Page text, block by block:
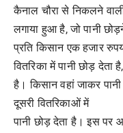
कैनाल चौरा से निकलने
लगाया हुआ है, जो पानी
प्रति किसान एक हजार
वितरिका में पानी छोड़ देता
है। किसान वहां जाकर
दूसरी वितरिकाओं में
पानी छोड़ देता है। इस पर